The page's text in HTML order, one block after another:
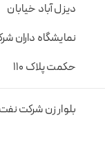
دیزل آباد خیابان
نمایشگاه داران
حکمت پلاک ۱۱۰
بلوار زن شرکت